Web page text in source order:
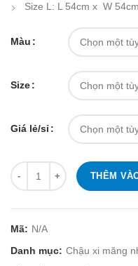
Size L: L 54cm x W
Màu
Size
Giá lẻ/sỉ
Số lượng
THÊM
Mã: N/A
Danh mục: Chậu xi măng